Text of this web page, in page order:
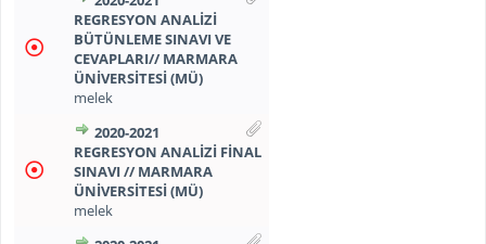
REGRESYON ANALİZİ
BÜTÜNLEME SINAVI VE
CEVAPLARI// MARMARA
ÜNİVERSİTESİ (MÜ)
melek
2020-2021
REGRESYON ANALİZİ FİNAL
SINAVI // MARMARA
ÜNİVERSİTESİ (MÜ)
melek